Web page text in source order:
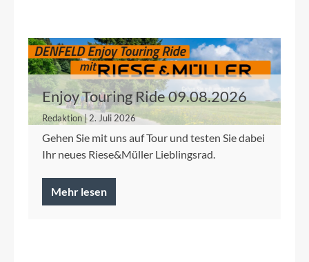
Enjoy Touring Ride 09.08.2026
Redaktion | 2. Juli 2026
Gehen Sie mit uns auf Tour und testen Sie dabei
Ihr neues Riese&Müller Lieblingsrad.
Mehr lesen